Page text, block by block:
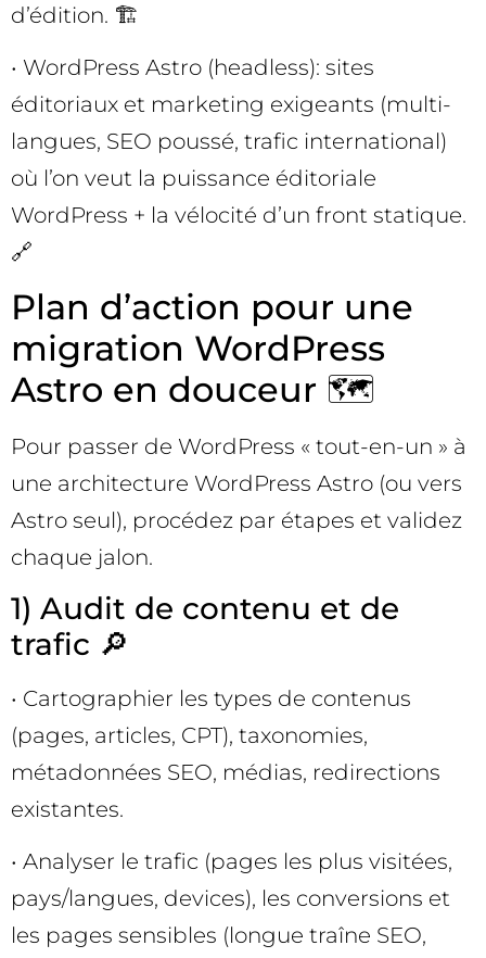
d’édition. 🏗️
• WordPress Astro (headless): sites
éditoriaux et marketing exigeants (multi-
langues, SEO poussé, trafic international)
où l’on veut la puissance éditoriale
WordPress + la vélocité d’un front statique.
🔗
Plan d’action pour une
migration WordPress
Astro en douceur 🗺️
Pour passer de WordPress « tout-en-un » à
une architecture WordPress Astro (ou vers
Astro seul), procédez par étapes et validez
chaque jalon.
1) Audit de contenu et de
trafic 🔎
• Cartographier les types de contenus
(pages, articles, CPT), taxonomies,
métadonnées SEO, médias, redirections
existantes.
• Analyser le trafic (pages les plus visitées,
pays/langues, devices), les conversions et
les pages sensibles (longue traîne SEO,